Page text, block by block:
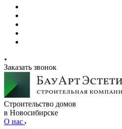
Заказать звонок
Строительство домов
в Новосибирске
О нас